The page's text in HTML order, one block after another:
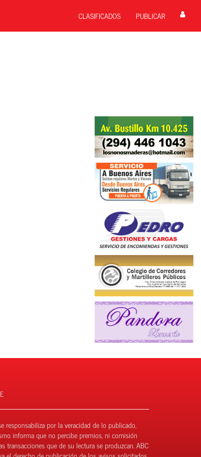
CLASIFICADOS PUBLICAR
responsabiliza por la veracidad de lo publicado,
informa que no percibe premios, ni comisión
transacciones que de su lectura se produzcan. ABC